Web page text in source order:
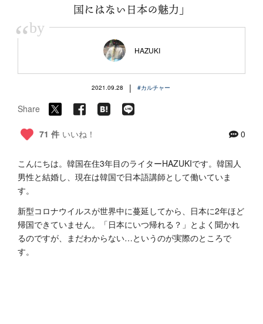
国にはない日本の魅力」
“by
HAZUKI
2021.09.28 | #カルチャー
Share
71 件 いいね！ 0
こんにちは。韓国在住3年目のライターHAZUKIです。韓国人
男性と結婚し、現在は韓国で日本語講師として働いていま
す。
新型コロナウイルスが世界中に蔓延してから、日本に2年ほど
帰国できていません。「日本にいつ帰れる？」とよく聞かれ
るのですが、まだわからない…というのが実際のところで
す。